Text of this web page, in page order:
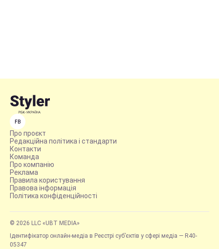
FB
Про проєкт
Редакційна політика і стандарти
Контакти
Команда
Про компанію
Реклама
Правила користування
Правова інформація
Політика конфіденційності
© 2026 LLC «UBT MEDIA»
Ідентифікатор онлайн-медіа в Реєстрі суб’єктів у сфері медіа — R40-
05347